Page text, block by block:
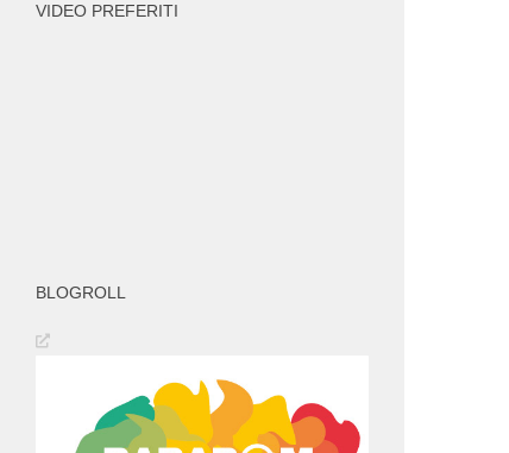
VIDEO PREFERITI
BLOGROLL